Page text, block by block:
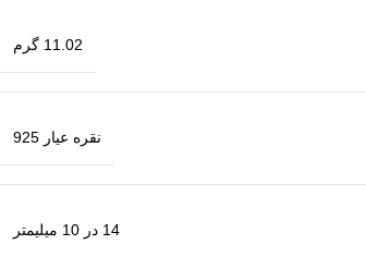
11.02 گرم
نقره عیار 925
14 در 10 میلیمتر